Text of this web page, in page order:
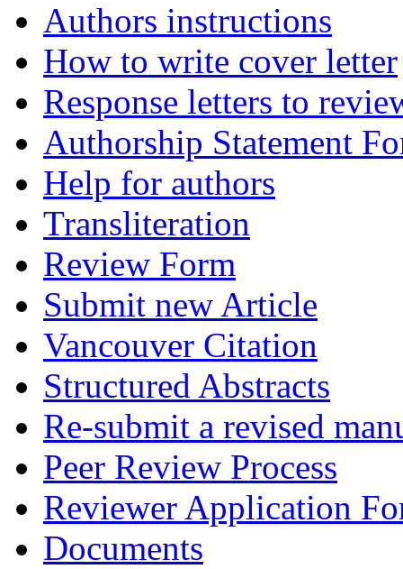
Authors instructions
How to write cover letter
Response letters to
Authorship Statement
Help for authors
Transliteration
Review Form
Submit new Article
Vancouver Citation
Structured Abstracts
Re-submit a revised
Peer Review Process
Reviewer Application
Documents